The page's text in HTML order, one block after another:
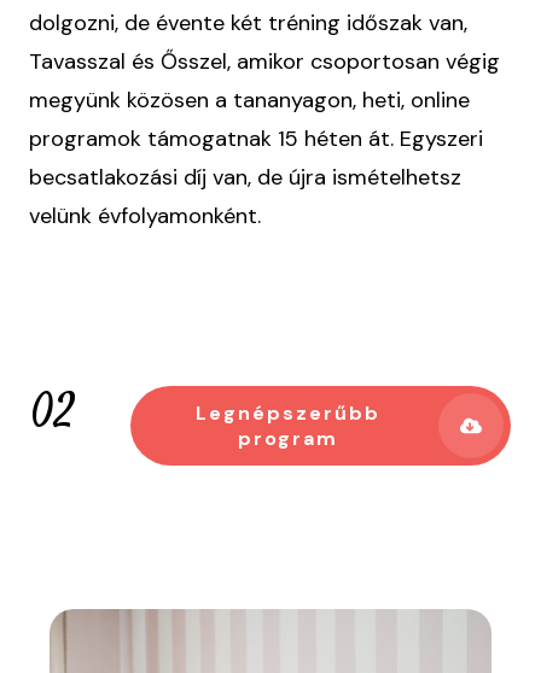
dolgozni, de évente két tréning időszak van,
Tavasszal és Ősszel, amikor csoportosan végig
megyünk közösen a tananyagon, heti, online
programok támogatnak 15 héten át. Egyszeri
becsatlakozási díj van, de újra ismételhetsz
velünk évfolyamonként.
02
Legnépszerűbb
program